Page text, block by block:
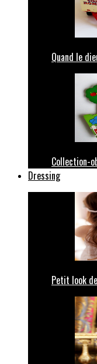
Quand le
Collection-
Dressing
Petit look